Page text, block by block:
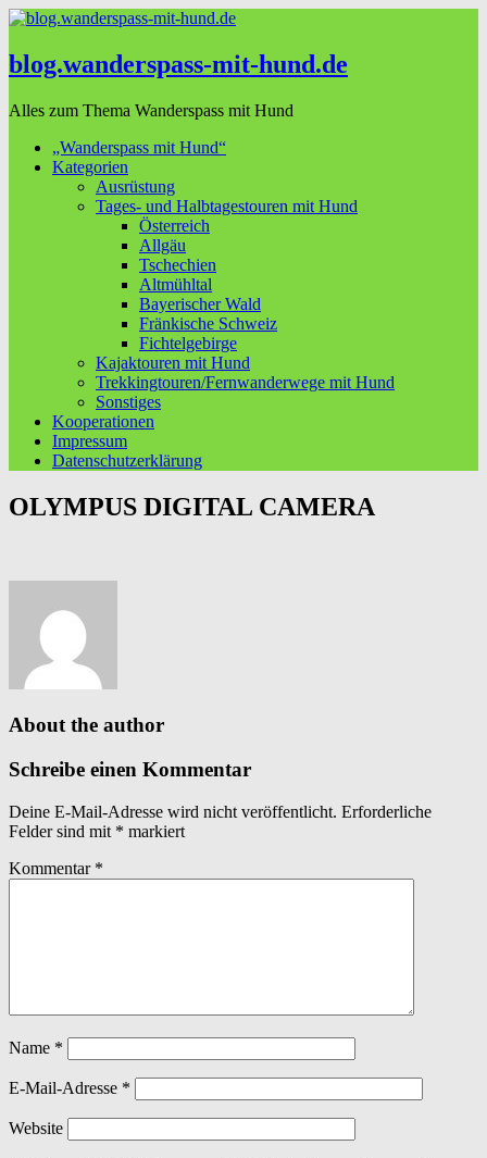
blog.wanderspass-mit-hund.de
Alles zum Thema Wanderspass mit Hund
„Wanderspass mit Hund“
Kategorien
Ausrüstung
Tages- und Halbtagestouren mit Hund
Österreich
Allgäu
Tschechien
Altmühltal
Bayerischer Wald
Fränkische Schweiz
Fichtelgebirge
Kajaktouren mit Hund
Trekkingtouren/Fernwanderwege mit Hund
Sonstiges
Kooperationen
Impressum
Datenschutzerklärung
OLYMPUS DIGITAL CAMERA
About the author
Schreibe einen Kommentar
Deine E-Mail-Adresse wird nicht veröffentlicht. Erforderliche
Felder sind mit * markiert
Kommentar *
Name *
E-Mail-Adresse *
Website